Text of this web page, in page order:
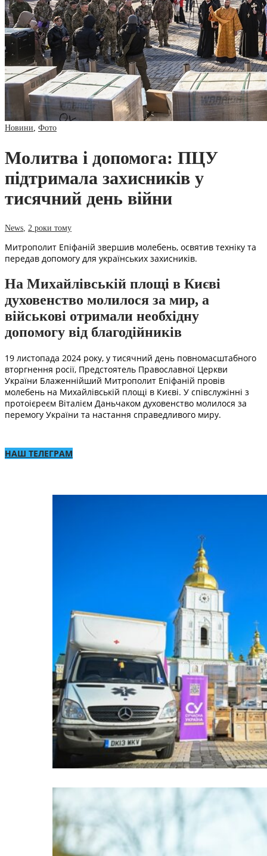
Новини Фото
Молитва і допомога: ПЦУ
підтримала захисників у
тисячний день війни
News 2 роки тому
Митрополит Епіфаній звершив молебень, освятив техніку та
передав допомогу для українських захисників.
На Михайлівській площі в Києві
духовенство молилося за мир, а
військові отримали необхідну
допомогу від благодійників
19 листопада 2024 року, у тисячний день повномасштабного
вторгнення росії, Предстоятель Православної Церкви
України Блаженнійший Митрополит Епіфаній провів
молебень на Михайлівській площі в Києві. У співслужінні з
протоієреєм Віталієм Даньчаком духовенство молилося за
перемогу України та настання справедливого миру.
НАШ ТЕЛЕГРАМ